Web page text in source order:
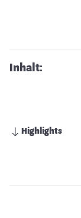
Inhalt:
Highlights